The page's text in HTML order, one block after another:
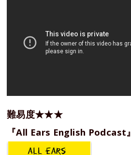
難易度★★★
『All Ears English Podcast』